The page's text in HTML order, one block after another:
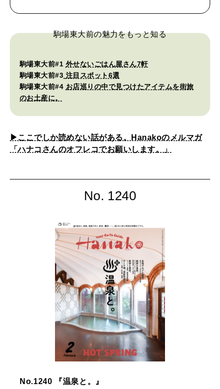
駒場東大前の魅力をもっと知る
駒場東大前#1 外せないごはん屋さん7軒
駒場東大前#3 注目スポット6選
駒場東大前#4 お店巡りの中で見つけたアイテムを街旅
のお土産に。
▶︎ここでしか読めない話がある。Hanakoのメルマガ
「ハナコさんのオフレコでお願いします。」
No. 1240
No.1240 『温泉と。』